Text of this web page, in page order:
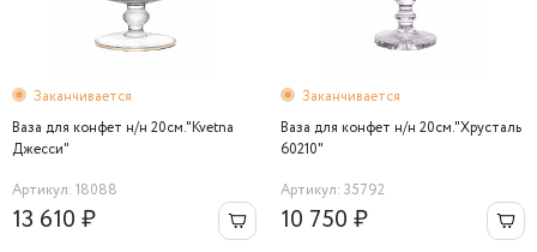
Заканчивается
Ваза для конфет н/н 20см."Kvetna
Джесси"
Артикул: 18088
13 610 ₽
Заканчивается
Ваза для конфет н/н 20см."Хрусталь
60210"
Артикул: 35792
10 750 ₽